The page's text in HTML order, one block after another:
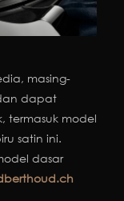
masing-
dapat
termasuk model
satin ini.
dasar